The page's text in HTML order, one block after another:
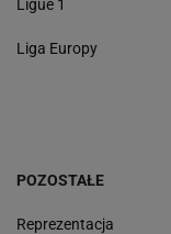
Ligue 1
Liga Europy
POZOSTAŁE
Reprezentacja